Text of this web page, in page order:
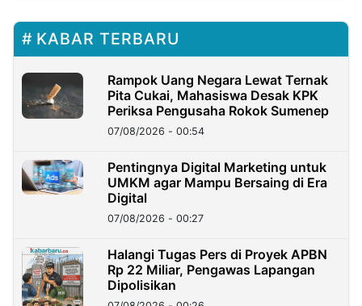
KABAR TERBARU
Rampok Uang Negara Lewat Ternak
Pita Cukai, Mahasiswa Desak KPK
Periksa Pengusaha Rokok Sumenep
07/08/2026 - 00:54
Pentingnya Digital Marketing untuk
UMKM agar Mampu Bersaing di Era
Digital
07/08/2026 - 00:27
Halangi Tugas Pers di Proyek APBN
Rp 22 Miliar, Pengawas Lapangan
Dipolisikan